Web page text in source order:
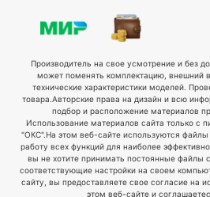
Производитель на свое усмотрение и без
может поменять комплектацию, внешний
технические характеристики моделей.
товара. Авторские права на дизайн и всю
подбор и расположение материалов
Использование материалов сайта только с
"ОКС".На этом веб-сайте используются
работу всех функций для наиболее
вы не хотите принимать постоянные файлы
соответствующие настройки на своем
сайту, вы предоставляете свое согласие на
этом веб-сайте и